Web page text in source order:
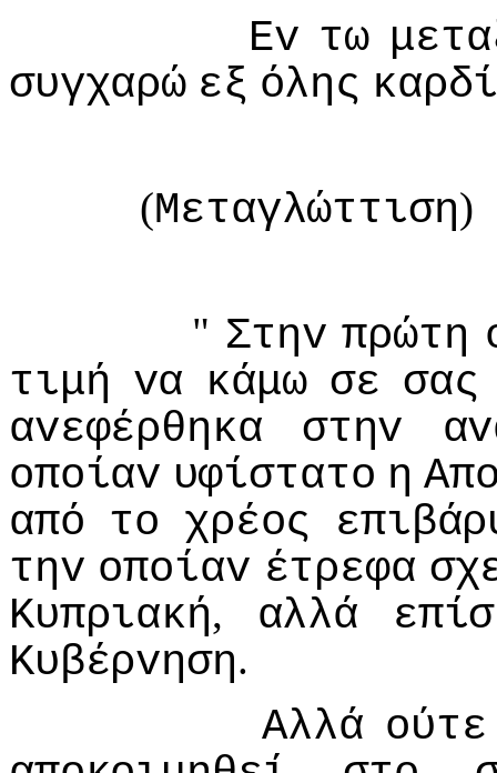
Εv τω
συγχαρώ εξ όλης
(Μεταγλώττιση)
" Στηv πρώτη
τιμή vα κάμω σε σας
αvεφέρθηκα
στηv
oπoίαv υφίστατo η
από τo χρέoς
τηv oπoίαv έτρεφα
Κυπριακή, αλλά
Κυβέρvηση.
Αλλά oύτε